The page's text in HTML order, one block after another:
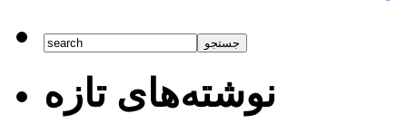
نهایی
Nexus
اینجا
نوشته‌های تازه